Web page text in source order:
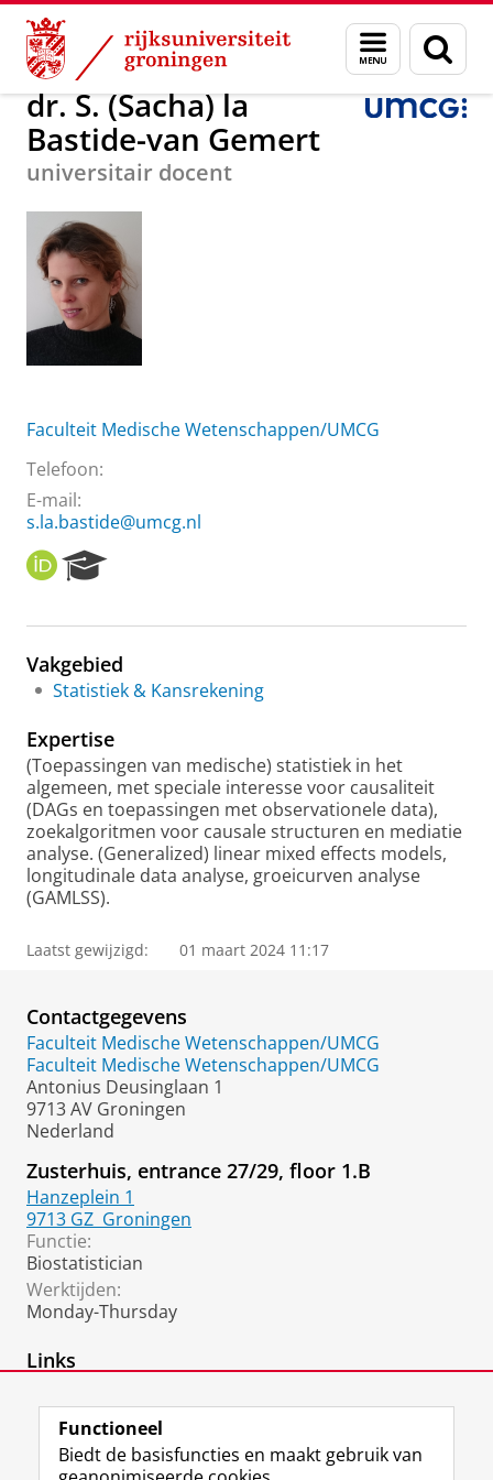
Skip
Content
Skip
Navigation
Menu
en
zoeken
Over ons dr. S. (Sacha) la Bastide-van Gemert
dr. S. (Sacha) la
Bastide-van Gemert
universitair docent
Faculteit Medische Wetenschappen/UMCG
Telefoon:
E-mail:
s.la.bastide@umcg.nl
O
R
I
e
r
c
P
o
t
a
l
Vakgebied
Statistiek & Kansrekening
Expertise
(Toepassingen van medische) statistiek in het
algemeen, met speciale interesse voor causaliteit
(DAGs en toepassingen met observationele data),
zoekalgoritmen voor causale structuren en mediatie
analyse. (Generalized) linear mixed effects models,
longitudinale data analyse, groeicurven analyse
(GAMLSS).
Laatst gewijzigd: 01 maart 2024 11:17
Contactgegevens
Faculteit Medische Wetenschappen/UMCG
Faculteit Medische Wetenschappen/UMCG
Antonius Deusinglaan 1
9713 AV Groningen
Nederland
Zusterhuis, entrance 27/29, floor 1.B
Hanzeplein 1
9713 GZ Groningen
Functie:
Biostatistician
Werktijden:
Monday-Thursday
Links
Functioneel
Biedt de basisfuncties en maakt gebruik van